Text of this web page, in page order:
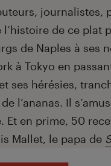
journalistes,
l’histoire de ce plat
de Naples à ses
à Tokyo en
ses hérésies,
l’ananas. Il
Et en prime, 50
Mallet, le papa de